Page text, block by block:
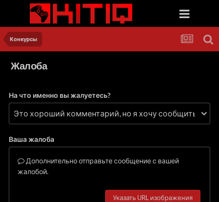
Конкурсы
Жалоба
На что именно вы жалуетесь?
Ваша жалоба
Дополнительно отправьте сообщение с вашей
жалобой.
Указать URL изображения